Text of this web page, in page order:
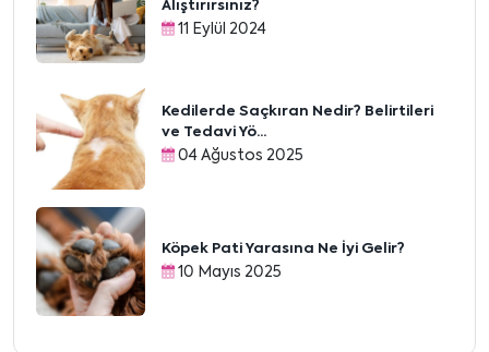
Alıştırırsınız?
11 Eylül 2024
Kedilerde Saçkıran Nedir? Belirtileri
ve Tedavi Yö...
04 Ağustos 2025
Köpek Pati Yarasına Ne İyi Gelir?
10 Mayıs 2025